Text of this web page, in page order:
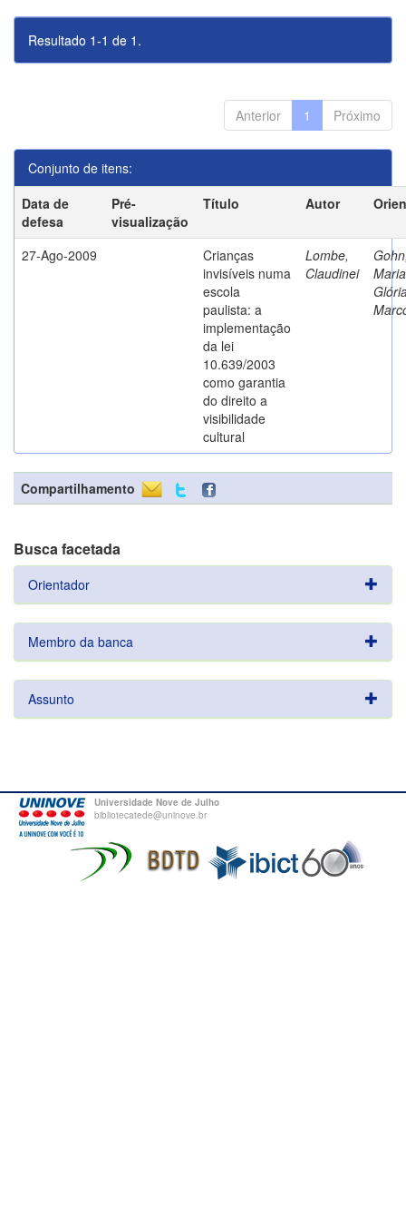
Resultado 1-1 de 1.
Anterior 1 Próximo
Conjunto de itens:
Data de
defesa
Pré-
visualização
Título Autor
27-Ago-2009
Crianças
invisíveis numa
escola
paulista: a
implementação
da lei
10.639/2003
como garantia
do direito a
visibilidade
cultural
Lombe,
Claudinei
Compartilhamento
Busca facetada
Orientador
Membro da banca
Assunto
Universidade Nove de Julho
bibliotecatede@uninove.br